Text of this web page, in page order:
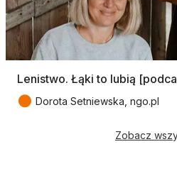
Lenistwo. Łąki to lubią
● Dorota Setniewska, ngo.pl
Zobacz